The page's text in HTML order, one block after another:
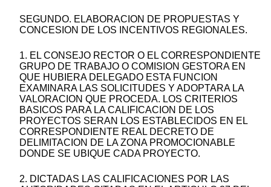
SEGUNDO. ELABORACION DE PROPUESTAS Y
CONCESION DE LOS INCENTIVOS REGIONALES.
1. EL CONSEJO RECTOR O EL CORRESPONDIENTE
GRUPO DE TRABAJO O COMISION GESTORA EN
QUE HUBIERA DELEGADO ESTA FUNCION
EXAMINARA LAS SOLICITUDES Y ADOPTARA LA
VALORACION QUE PROCEDA. LOS CRITERIOS
BASICOS PARA LA CALIFICACION DE LOS
PROYECTOS SERAN LOS ESTABLECIDOS EN EL
CORRESPONDIENTE REAL DECRETO DE
DELIMITACION DE LA ZONA PROMOCIONABLE
DONDE SE UBIQUE CADA PROYECTO.
2. DICTADAS LAS CALIFICACIONES POR LAS